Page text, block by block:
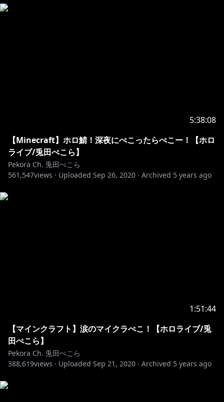
5:38:08
【Minecraft】ホロ鯖！深夜にぺこったらぺこー！【ホロ
ライブ/兎田ぺこら】
Pekora Ch. 兎田ぺこら
561,547views · Uploaded Sep 26, 2020 · Archived 5 years ago
1:51:44
【マインクラフト】涙のマイクラぺこ！【ホロライブ/兎
田ぺこら】
Pekora Ch. 兎田ぺこら
388,619views · Uploaded Sep 21, 2020 · Archived 5 years ago